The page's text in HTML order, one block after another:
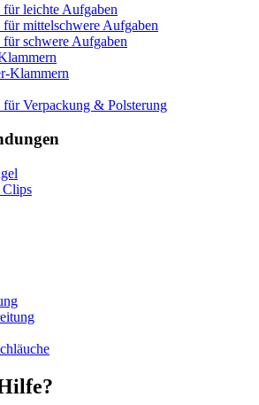
leichte Aufgaben
mittelschwere Aufgaben
schwere Aufgaben
Klammern
Verpackung & Polsterung
Clips